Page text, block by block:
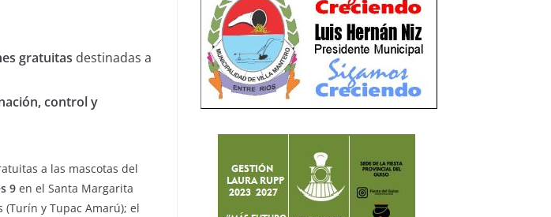
gratuitas destinadas a
control y
a las mascotas del
9 en el Santa Margarita
y Tupac Amarú); el